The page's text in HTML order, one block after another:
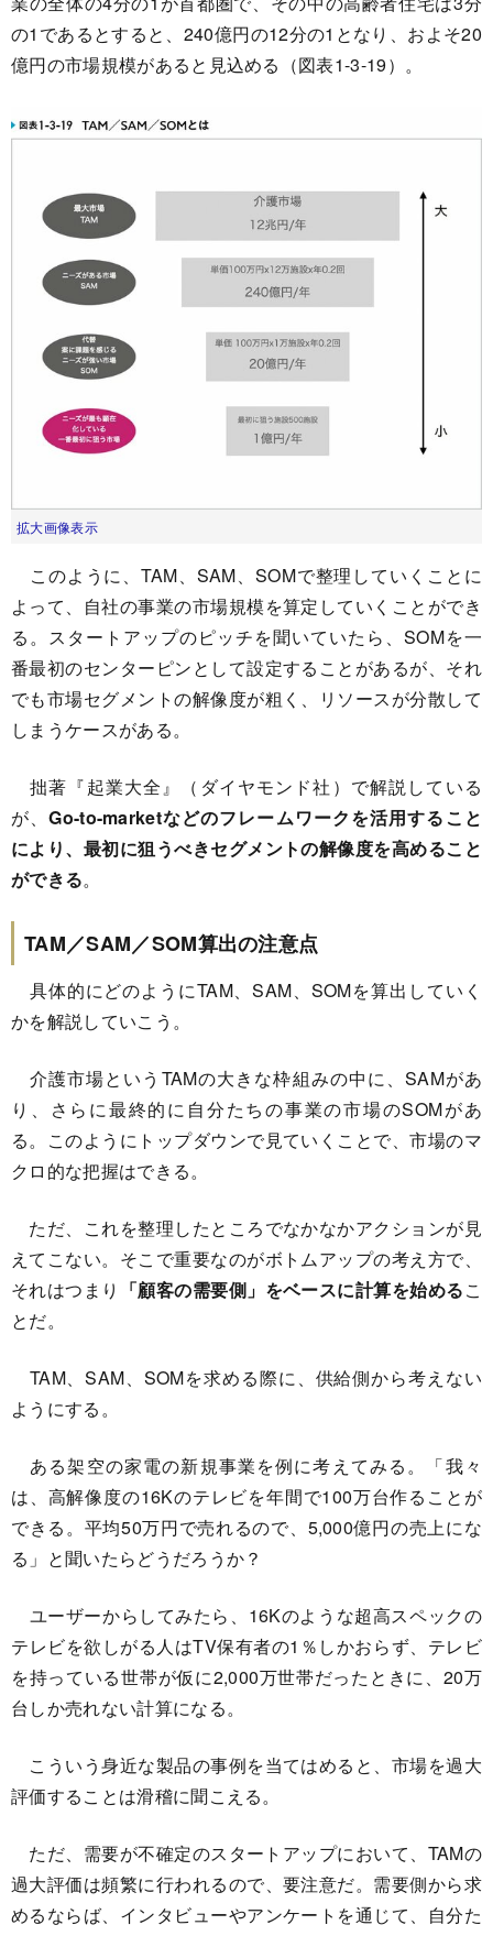
の1であるとすると、240億円の12分の1となり、およそ20
億円の市場規模があると見込める（図表1-3-19）。
拡大画像表示
このように、TAM、SAM、SOMで整理していくことに
よって、自社の事業の市場規模を算定していくことができ
る。スタートアップのピッチを聞いていたら、SOMを一
番最初のセンターピンとして設定することがあるが、それ
でも市場セグメントの解像度が粗く、リソースが分散して
しまうケースがある。
拙著『起業大全』（ダイヤモンド社）で解説している
が、Go-to-marketなどのフレームワークを活用すること
により、最初に狙うべきセグメントの解像度を高めること
ができる。
TAM／SAM／SOM算出の注意点
具体的にどのようにTAM、SAM、SOMを算出していく
かを解説していこう。
介護市場というTAMの大きな枠組みの中に、SAMがあ
り、さらに最終的に自分たちの事業の市場のSOMがあ
る。このようにトップダウンで見ていくことで、市場のマ
クロ的な把握はできる。
ただ、これを整理したところでなかなかアクションが見
えてこない。そこで重要なのがボトムアップの考え方で、
それはつまり
「顧客の需要側」をベースに計算を始めるこ
とだ。
TAM、SAM、SOMを求める際に、供給側から考えない
ようにする。
ある架空の家電の新規事業を例に考えてみる。「我々
は、高解像度の16Kのテレビを年間で100万台作ることが
できる。平均50万円で売れるので、5,000億円の売上にな
る」と聞いたらどうだろうか？
ユーザーからしてみたら、16Kのような超高スペックの
テレビを欲しがる人はTV保有者の1％しかおらず、テレビ
を持っている世帯が仮に2,000万世帯だったときに、20万
台しか売れない計算になる。
こういう身近な製品の事例を当てはめると、市場を過大
評価することは滑稽に聞こえる。
ただ、需要が不確定のスタートアップにおいて、TAMの
過大評価は頻繁に行われるので、要注意だ。需要側から求
めるならば、インタビューやアンケートを通じて、自分た